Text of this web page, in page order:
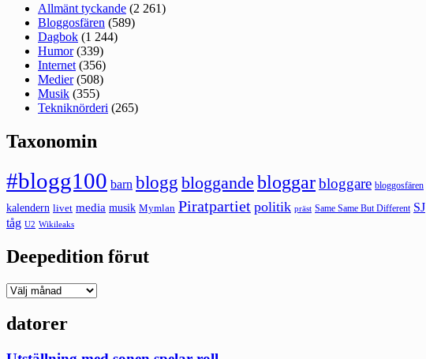
Allmänt tyckande (2 261)
Bloggosfären (589)
Dagbok (1 244)
Humor(339)
Internet (356)
Medier(508)
Musik (355)
Tekniknörderi (265)
Taxonomin
#blogg100 barn blogg bloggande bloggarbloggare bloggosfären
kalendern livet media musik Mymlan Piratpartiet politik präst Same Same But Different SJ
tåg U2 Wikileaks
Deepedition förut
Deepedition
datorer